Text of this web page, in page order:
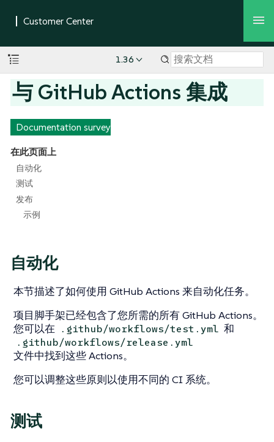
1.36
与 GitHub Actions 集成
Documentation survey
在此页面上
自动化
测试
发布
示例
自动化
本节描述了如何使用 GitHub Actions 来自动化任务。
项目脚手架已经包含了您所需的所有 GitHub Actions。
您可以在 .github/workflows/test.yml 和
.github/workflows/release.yml
文件中找到这些 Actions。
您可以调整这些原则以使用不同的 CI 系统。
测试